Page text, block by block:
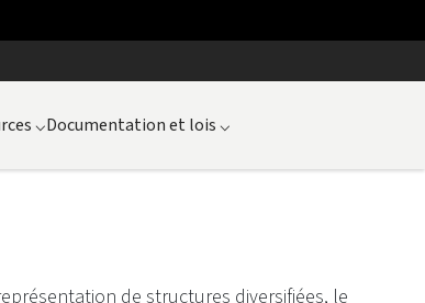
⌵Documentation et lois ⌵
de structures diversifiées, le